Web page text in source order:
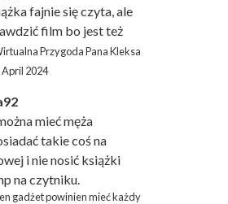
fajnie się czyta, ale
film bo jest też
Przygoda Pana Kleksa
April 2024
mieć męża
takie coś na
i nie nosić książki
na czytniku.
gadżet powinien mieć każdy